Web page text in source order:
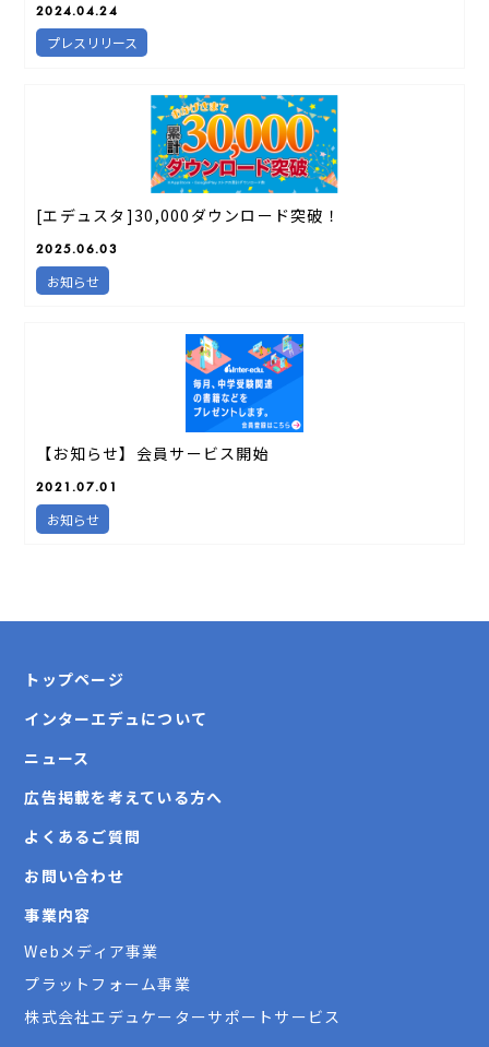
2024.04.24
プレスリリース
[エデュスタ]30,000ダウンロード突破！
2025.06.03
お知らせ
【お知らせ】会員サービス開始
2021.07.01
お知らせ
トップページ
インターエデュについて
ニュース
広告掲載を考えている方へ
よくあるご質問
お問い合わせ
事業内容
Webメディア事業
プラットフォーム事業
株式会社エデュケーターサポートサービス